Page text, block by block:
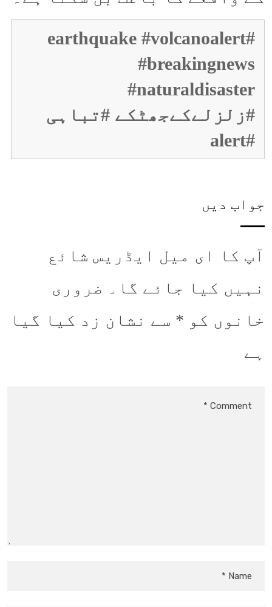
#earthquake #volcanoalert
#breakingnews
#naturaldisaster
#زلزلےکےجھٹکے #تباہی
#alert
جواب دیں
آپ کا ای میل ایڈریس شائع
نہیں کیا جائے گا۔ ضروری
خانوں کو * سے نشان زد کیا گیا
ہے